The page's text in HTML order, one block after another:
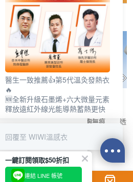
(燕麥奶 F)
$250
舒活提托美胸無痕
內衣(清新綠 女M-
透
醫生一致推薦👍第5代溫灸發熱衣
🔥
🆕全新升級石墨烯+六大微量元素
釋放遠紅外線光能導熱蓄熱更快
回覆至 WIWI溫感衣
一鍵訂閱領取$50折扣
連結 LINE 帳號
型除臭襪(軍藍紅 女M-XL)